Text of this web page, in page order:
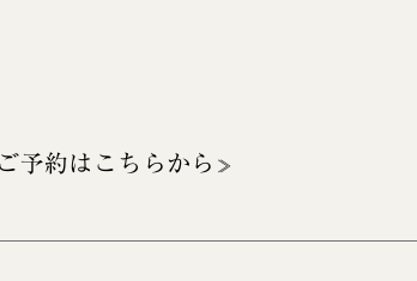
ご予約はこちらから ≫